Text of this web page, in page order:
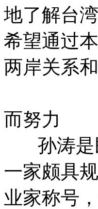
地了解台
希望通过
两岸关系
孙涛
而努力
孙涛是
一家颇具
业家称号